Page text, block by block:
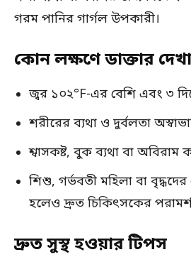
গরম পানির গার্গল উপকারী।
কোন লক্ষণে ডাক্তার
জ্বর ১০২°F-এর বেশি এবং ৩
শরীরের ব্যথা ও দুর্বলতা
শ্বাসকষ্ট, বুক ব্যথা বা অবিরাম
শিশু, গর্ভবতী মহিলা বা বৃদ্ধদের
হলেও দ্রুত চিকিৎসকের
দ্রুত সুস্থ হওয়ার টিপস